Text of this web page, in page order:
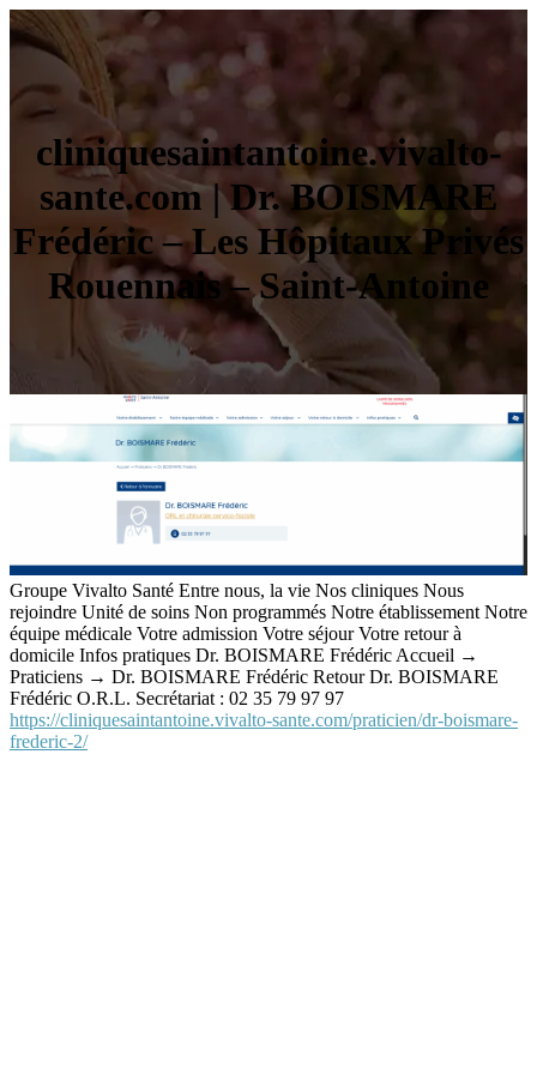
cliniquesaintantoine.vivalto-
sante.com | Dr. BOISMARE
Frédéric – Les Hôpitaux Privés
Rouennais – Saint-Antoine
Groupe Vivalto Santé Entre nous, la vie Nos cliniques Nous
rejoindre Unité de soins Non programmés Notre établissement Notre
équipe médicale Votre admission Votre séjour Votre retour à
domicile Infos pratiques Dr. BOISMARE Frédéric Accueil →
Praticiens → Dr. BOISMARE Frédéric Retour Dr. BOISMARE
Frédéric O.R.L. Secrétariat : 02 35 79 97 97
https://cliniquesaintantoine.vivalto-sante.com/praticien/dr-boismare-
frederic-2/